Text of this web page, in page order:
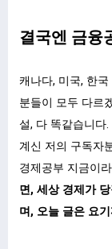
결국엔 금융
캐나다, 미국, 한
분들이 모두 다르
설, 다 똑같습니다
계신 저의 구독자
경제공부 지금이
면, 세상 경제가
며, 오늘 글은 요